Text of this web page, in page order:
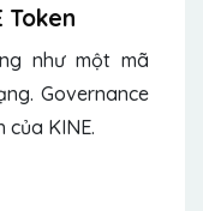
Token
như một mã
Governance
của KINE.